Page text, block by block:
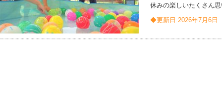
休みの楽しいたくさん
◆更新日 2026年7月6日